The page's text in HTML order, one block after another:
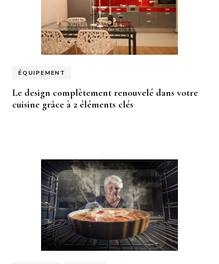
ÉQUIPEMENT
Le design complètement renouvelé dans votre
cuisine grâce à 2 éléments clés